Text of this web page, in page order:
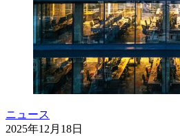
ニュース
2025年12月18日